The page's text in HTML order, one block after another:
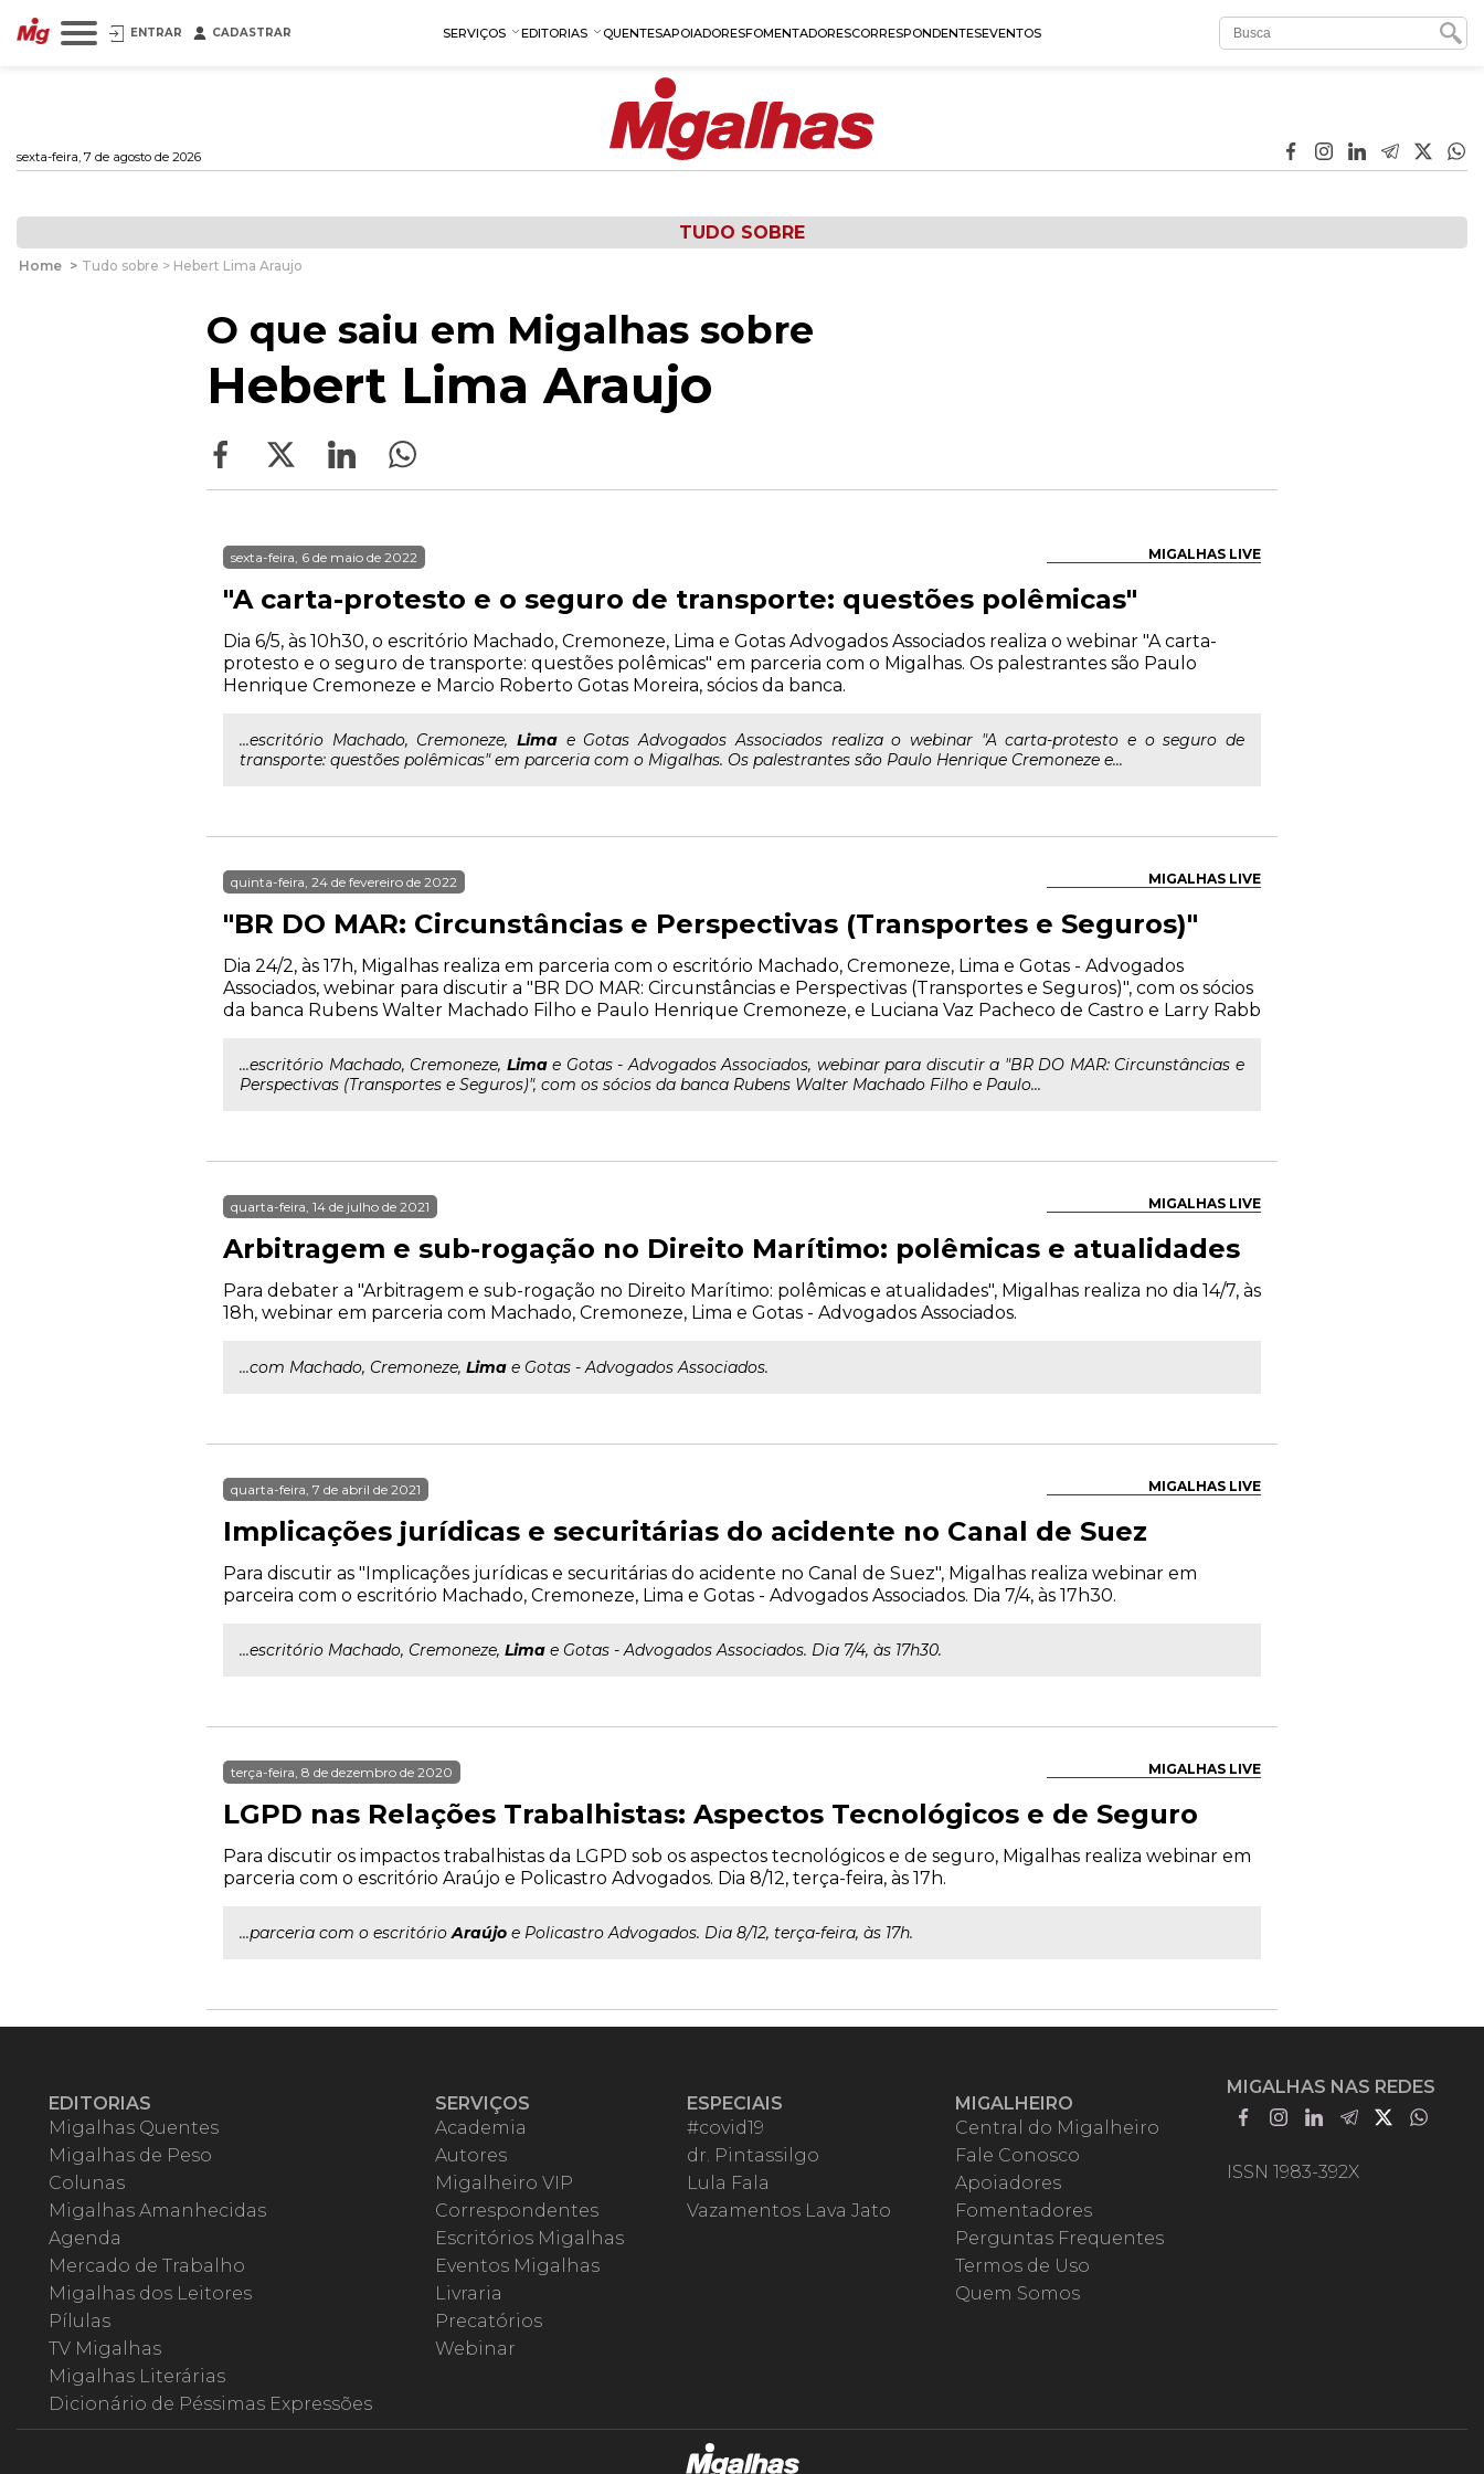
ENTRAR CADASTRAR SERVIÇOS EDITORIAS QUENTESAPOIADORESFOMENTADORESCORRESPONDENTESEVENTOS
sexta-feira, 7 de agosto de 2026
TUDO SOBRE
Home > Tudo sobre > Hebert Lima Araujo
O que saiu em Migalhas sobre
Hebert Lima Araujo
MIGALHAS LIVE
sexta-feira, 6 de maio de 2022
"A carta-protesto e o seguro de transporte: questões polêmicas"
Dia 6/5, às 10h30, o escritório Machado, Cremoneze, Lima e Gotas Advogados Associados realiza o webinar "A carta-
protesto e o seguro de transporte: questões polêmicas" em parceria com o Migalhas. Os palestrantes são Paulo
Henrique Cremoneze e Marcio Roberto Gotas Moreira, sócios da banca.
...escritório Machado, Cremoneze,Lima e Gotas Advogados Associados realiza o webinar "A carta-protesto e o seguro de
transporte: questões polêmicas" em parceria com o Migalhas. Os palestrantes são Paulo Henrique Cremoneze e...
MIGALHAS LIVE
quinta-feira, 24 de fevereiro de 2022
"BR DO MAR: Circunstâncias e Perspectivas (Transportes e Seguros)"
Dia 24/2, às 17h, Migalhas realiza em parceria com o escritório Machado, Cremoneze, Lima e Gotas - Advogados
Associados, webinar para discutir a "BR DO MAR: Circunstâncias e Perspectivas (Transportes e Seguros)", com os sócios
da banca Rubens Walter Machado Filho e Paulo Henrique Cremoneze, e Luciana Vaz Pacheco de Castro e Larry Rabb
...escritório Machado, Cremoneze, Limae Gotas - Advogados Associados, webinar para discutir a "BR DO MAR: Circunstâncias e
Perspectivas (Transportes e Seguros)", com os sócios da banca Rubens Walter Machado Filho e Paulo...
MIGALHAS LIVE
quarta-feira, 14 de julho de 2021
Arbitragem e sub-rogação no Direito Marítimo: polêmicas e atualidades
Para debater a "Arbitragem e sub-rogação no Direito Marítimo: polêmicas e atualidades", Migalhas realiza no dia 14/7, às
18h, webinar em parceria com Machado, Cremoneze, Lima e Gotas - Advogados Associados.
...com Machado, Cremoneze, Lima e Gotas - Advogados Associados.
MIGALHAS LIVE
quarta-feira, 7 de abril de 2021
Implicações jurídicas e securitárias do acidente no Canal de Suez
Para discutir as "Implicações jurídicas e securitárias do acidente no Canal de Suez", Migalhas realiza webinar em
parceira com o escritório Machado, Cremoneze, Lima e Gotas - Advogados Associados. Dia 7/4, às 17h30.
...escritório Machado, Cremoneze, Lima e Gotas - Advogados Associados. Dia 7/4, às 17h30.
MIGALHAS LIVE
terça-feira, 8 de dezembro de 2020
LGPD nas Relações Trabalhistas: Aspectos Tecnológicos e de Seguro
Para discutir os impactos trabalhistas da LGPD sob os aspectos tecnológicos e de seguro, Migalhas realiza webinar em
parceria com o escritório Araújo e Policastro Advogados. Dia 8/12, terça-feira, às 17h.
...parceria com o escritórioAraújo e Policastro Advogados. Dia 8/12, terça-feira, às 17h.
EDITORIAS
Migalhas Quentes
Migalhas de Peso
Colunas
Migalhas Amanhecidas
Agenda
Mercado de Trabalho
Migalhas dos Leitores
Pílulas
TV Migalhas
Migalhas Literárias
Dicionário de Péssimas Expressões
SERVIÇOS
Academia
Autores
Migalheiro VIP
Correspondentes
Escritórios Migalhas
Eventos Migalhas
Livraria
Precatórios
Webinar
ESPECIAIS
#covid19
dr. Pintassilgo
Lula Fala
Vazamentos Lava Jato
MIGALHEIRO
Central do Migalheiro
Fale Conosco
Apoiadores
Fomentadores
Perguntas Frequentes
Termos de Uso
Quem Somos
MIGALHAS NAS REDES
ISSN 1983-392X